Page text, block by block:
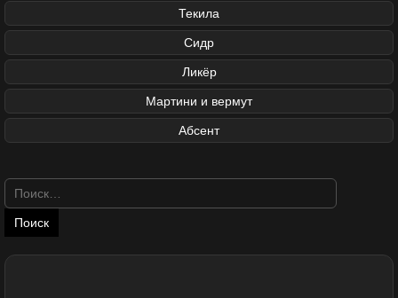
Текила
Сидр
Ликёр
Мартини и вермут
Абсент
Найти: